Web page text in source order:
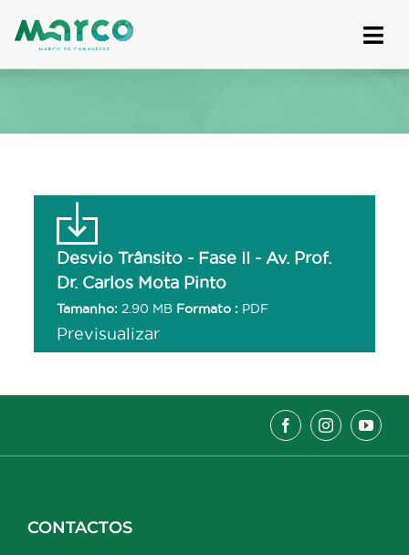
to
Desvio Trânsito - Fase II - Av. Prof.
Dr. Carlos Mota Pinto
Tamanho: 2.90 MB Formato : PDF
Previsualizar
CONTACTOS